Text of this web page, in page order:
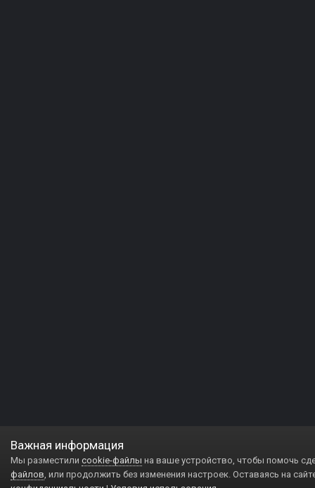
Важная информация
Мы разместили cookie-файлы на ваше устройство, чтобы помочь
файлов, или продолжить без изменения настроек. Оставаясь на